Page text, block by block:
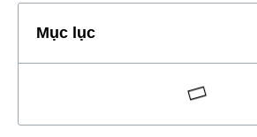
Mục lục